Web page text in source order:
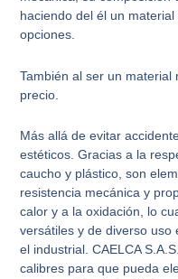
haciendo del él un
opciones.
También al ser un material
precio.
Más allá de evitar
estéticos. Gracias a la
caucho y plástico, son
resistencia mecánica y
calor y a la oxidación, lo
versátiles y de diverso uso
el industrial. CAELCA
calibres para que pueda